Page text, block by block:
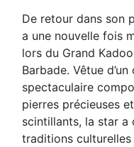
De retour dans son
a une nouvelle fois
lors du Grand
Barbade. Vêtue
spectaculaire
pierres précieuses
scintillants, la star a
traditions culturelles